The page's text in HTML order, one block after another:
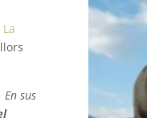
sus